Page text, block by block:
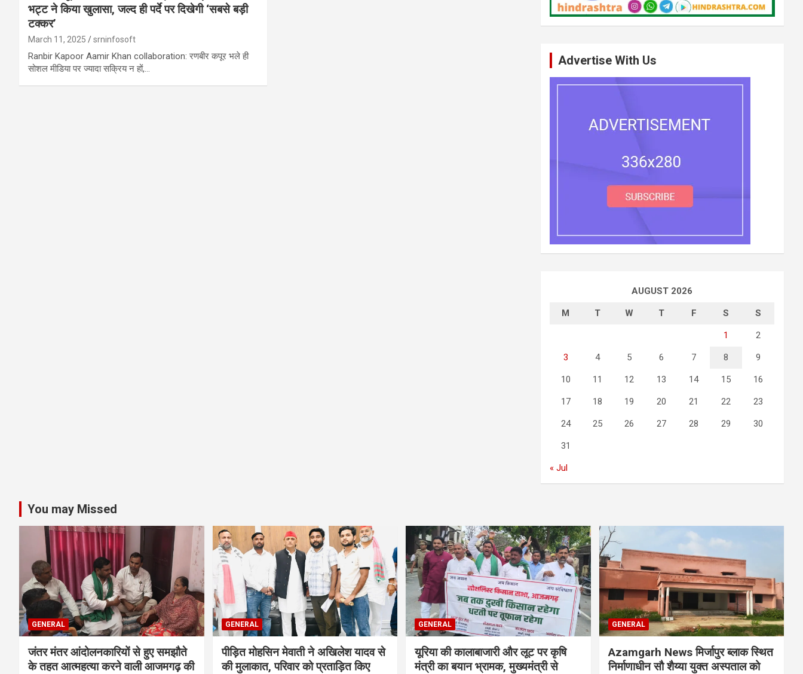
भट्ट ने किया खुलासा, जल्द ही पर्दे पर दिखेगी ‘सबसे बड़ी
टक्कर’
March 11, 2025 srninfosoft
Ranbir Kapoor Aamir Khan collaboration: रणबीर कपूर भले ही
सोशल मीडिया पर ज्यादा सक्रिय न हों,…
Advertise With Us
AUGUST 2026
M T W T F S S
1 2
3 4 5 6 7 8 9
10 11 12 13 14 15 16
17 18 19 20 21 22 23
24 25 26 27 28 29 30
31
« Jul
You may Missed
GENERAL
जंतर मंतर आंदोलनकारियों से हुए समझौते
के तहत आत्महत्या करने वाली आजमगढ़ की
GENERAL
पीड़ित मोहसिन मेवाती ने अखिलेश यादव से
की मुलाकात, परिवार को प्रताड़ित किए
GENERAL
यूरिया की कालाबाजारी और लूट पर कृषि
मंत्री का बयान भ्रामक, मुख्यमंत्री से
GENERAL
Azamgarh News मिर्जापुर ब्लाक स्थित
निर्माणाधीन सौ शैय्या युक्त अस्पताल को